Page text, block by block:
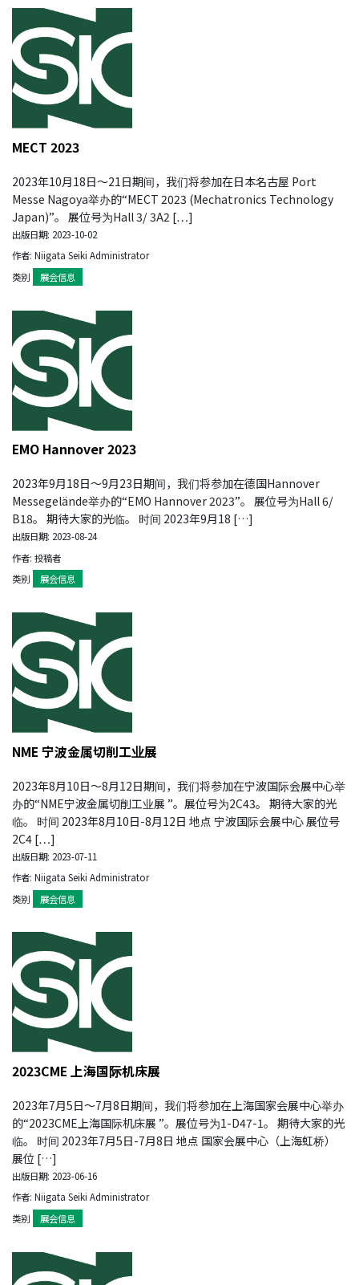
MECT 2023
2023年10月18日～21日期间，我们将参加在日本名古屋 Port
Messe Nagoya举办的“MECT 2023 (Mechatronics Technology
Japan)”。 展位号为Hall 3/ 3A2 […]
出版日期: 2023-10-02
作者: Niigata Seiki Administrator
类别
展会信息
EMO Hannover 2023
2023年9月18日～9月23日期间，我们将参加在德国Hannover
Messegelände举办的“EMO Hannover 2023”。 展位号为Hall 6/
B18。 期待大家的光临。 时间 2023年9月18 […]
出版日期: 2023-08-24
作者: 投稿者
类别
展会信息
NME 宁波金属切削工业展
2023年8月10日～8月12日期间，我们将参加在宁波国际会展中心举
办的“NME宁波金属切削工业展 ”。展位号为2C43。 期待大家的光
临。 时间 2023年8月10日-8月12日 地点 宁波国际会展中心 展位号
2C4 […]
出版日期: 2023-07-11
作者: Niigata Seiki Administrator
类别
展会信息
2023CME 上海国际机床展
2023年7月5日～7月8日期间，我们将参加在上海国家会展中心举办
的“2023CME上海国际机床展 ”。展位号为1-D47-1。 期待大家的光
临。 时间 2023年7月5日-7月8日 地点 国家会展中心（上海虹桥）
展位 […]
出版日期: 2023-06-16
作者: Niigata Seiki Administrator
类别
展会信息